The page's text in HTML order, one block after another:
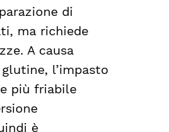
di
ma richiede
A causa
glutine, l’impasto
più friabile
è